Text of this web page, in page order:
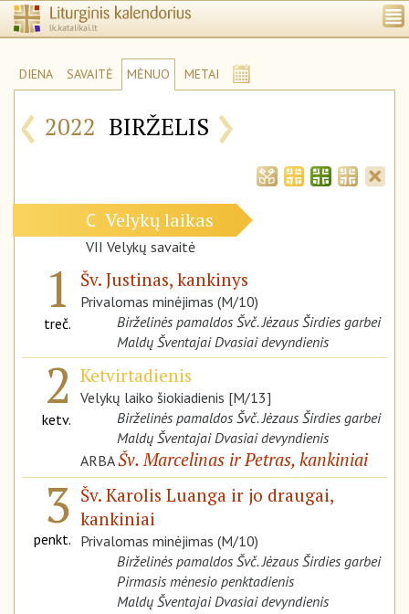
DIENA SAVAITĖ MĖNUO METAI
‹ 2022 BIRŽELIS ›
C Velykų laikas
VII Velykų savaitė
1
treč.
Šv. Justinas, kankinys
Privalomas minėjimas (M/10)
Birželinės pamaldos Švč. Jėzaus Širdies garbei
Maldų Šventajai Dvasiai devyndienis
2
ketv.
Ketvirtadienis
Velykų laiko šiokiadienis [M/13]
Birželinės pamaldos Švč. Jėzaus Širdies garbei
Maldų Šventajai Dvasiai devyndienis
ARBAŠv. Marcelinas ir Petras, kankiniai
3
penkt.
Šv. Karolis Luanga ir jo draugai,
kankiniai
Privalomas minėjimas (M/10)
Birželinės pamaldos Švč. Jėzaus Širdies garbei
Pirmasis mėnesio penktadienis
Maldų Šventajai Dvasiai devyndienis